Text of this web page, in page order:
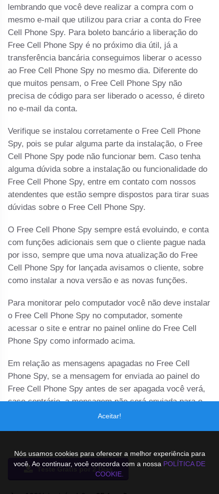
lembrando que você deve realizar a compra com o
mesmo e-mail que utilizou para criar a conta do Free
Cell Phone Spy. Para boleto bancário a liberação do
Free Cell Phone Spy é no próximo dia útil, já a
transferência bancária conseguimos liberar o acesso
ao Free Cell Phone Spy no mesmo dia. Diferente do
que muitos pensam, o Free Cell Phone Spy não
precisa de código para ser liberado o acesso, é direto
no e-mail da conta.
Verifique se instalou corretamente o Free Cell Phone
Spy, pois se pular alguma parte da instalação, o Free
Cell Phone Spy pode não funcionar bem. Caso tenha
alguma dúvida sobre a instalação ou funcionalidade do
Free Cell Phone Spy, entre em contato com nossos
atendentes que estão sempre dispostos para tirar suas
dúvidas sobre o Free Cell Phone Spy.
O Free Cell Phone Spy sempre está evoluindo, e conta
com funções adicionais sem que o cliente pague nada
por isso, sempre que uma nova atualização do Free
Cell Phone Spy for lançada avisamos o cliente, sobre
como instalar a nova versão e as novas funções.
Para monitorar pelo computador você não deve instalar
o Free Cell Phone Spy no computador, somente
acessar o site e entrar no painel online do Free Cell
Phone Spy como informado acima.
Em relação as mensagens apagadas no Free Cell
Phone Spy, se a mensagem for enviada ao painel do
Free Cell Phone Spy antes de ser apagada você verá,
caso contrário, a mensagem não será enviada para o
painel do Free Cell Phone Spy. O envio de dados
Teste Grátis por 2 Dias
Aceitar!
Nós usamos cookies para oferecer a melhor experiência para
você. Ao continuar, você concorda com a nossa POLÍTICA DE
COOKIE.